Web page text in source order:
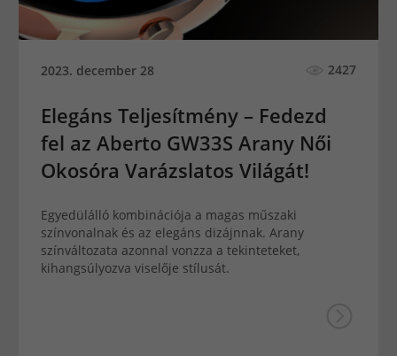
2023. december 28 2427
Elegáns Teljesítmény – Fedezd
fel az Aberto GW33S Arany Női
Okosóra Varázslatos Világát!
Egyedülálló kombinációja a magas műszaki
színvonalnak és az elegáns dizájnnak. Arany
színváltozata azonnal vonzza a tekinteteket,
kihangsúlyozva viselője stílusát.